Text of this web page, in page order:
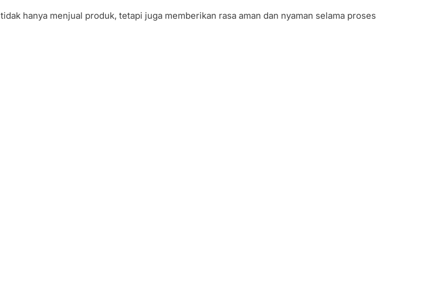
tidak hanya menjual produk, tetapi juga memberikan rasa aman dan nyaman selama proses